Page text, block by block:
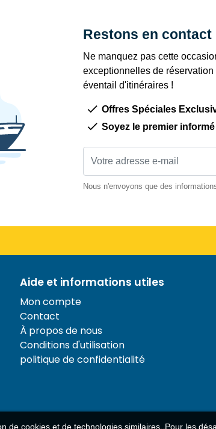
Restons en contact
Ne manquez pas cette
exceptionnelles de
éventail d'itinéraires !
Offres Spéciales
Soyez le premier informé
Nous n'envoyons que des
Aide et informations utiles
Mon compte
Contact
À propos de nous
Conditions d'utilisation
politique de confidentialité
de cookies et de technologies similaires. Pour les